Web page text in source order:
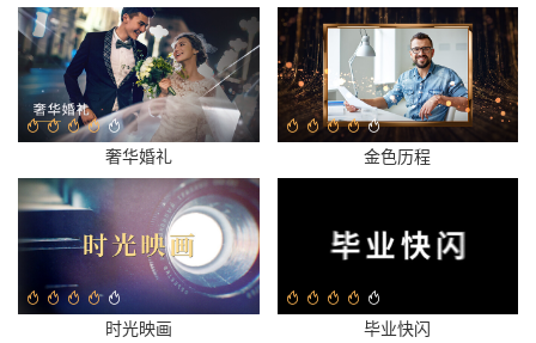
奢华婚礼 金色历程
时光映画 毕业快闪